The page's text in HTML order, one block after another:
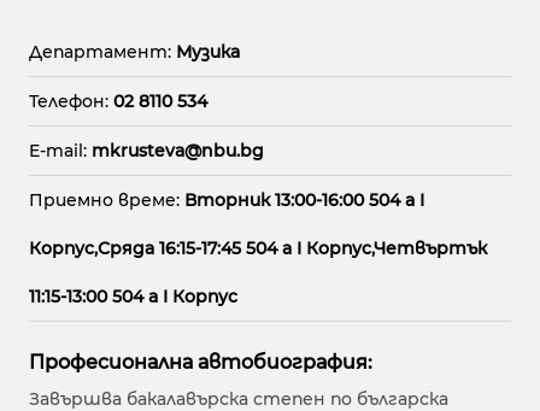
Департамент: Музика
Телефон: 02 8110 534
E-mail: mkrusteva@nbu.bg
Приемно време: Вторник 13:00-16:00 504 a I
Корпус,Сряда 16:15-17:45 504 a I Корпус,Четвъртък
11:15-13:00 504 a I Корпус
Професионална автобиография:
Завършва бакалавърска степен по българска